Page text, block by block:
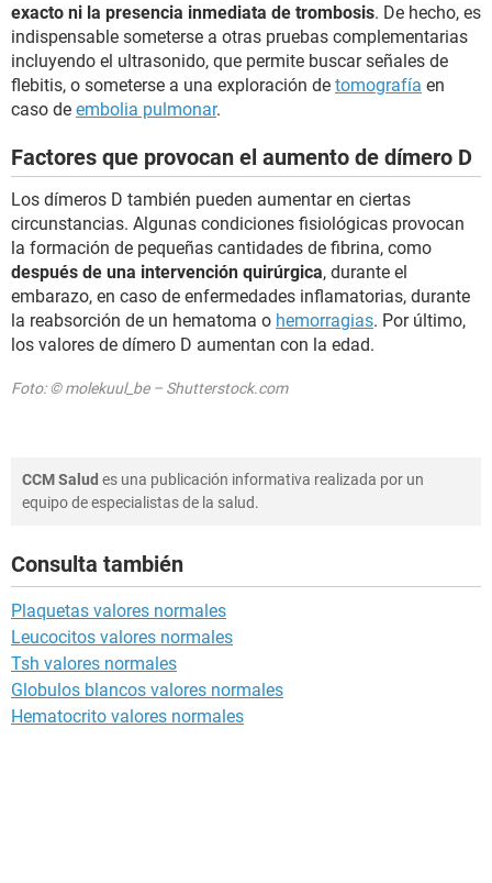
exacto ni la presencia inmediata de trombosis. De hecho, es
indispensable someterse a otras pruebas complementarias
incluyendo el ultrasonido, que permite buscar señales de
flebitis, o someterse a una exploración de tomografía en
caso de embolia pulmonar.
Factores que provocan el aumento de dímero D
Los dímeros D también pueden aumentar en ciertas
circunstancias. Algunas condiciones fisiológicas provocan
la formación de pequeñas cantidades de fibrina, como
después de una intervención quirúrgica, durante el
embarazo, en caso de enfermedades inflamatorias, durante
la reabsorción de un hematoma o hemorragias. Por último,
los valores de dímero D aumentan con la edad.
Foto: © molekuul_be – Shutterstock.com
CCM Salud es una publicación informativa realizada por un
equipo de especialistas de la salud.
Consulta también
Plaquetas valores normales
Leucocitos valores normales
Tsh valores normales
Globulos blancos valores normales
Hematocrito valores normales